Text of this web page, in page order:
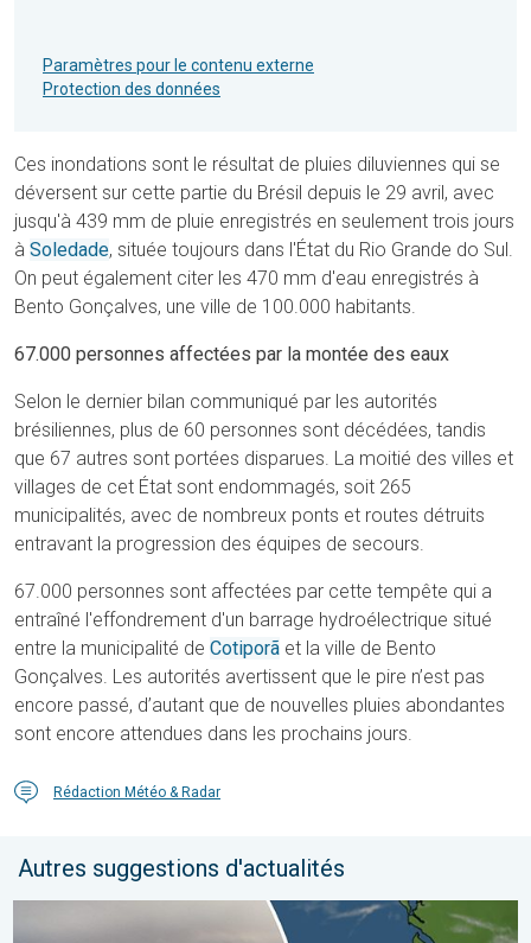
Paramètres pour le contenu externe
Protection des données
Ces inondations sont le résultat de pluies diluviennes qui se
déversent sur cette partie du Brésil depuis le 29 avril, avec
jusqu'à 439 mm de pluie enregistrés en seulement trois jours
à Soledade, située toujours dans l'État du Rio Grande do Sul.
On peut également citer les 470 mm d'eau enregistrés à
Bento Gonçalves, une ville de 100.000 habitants.
67.000 personnes affectées par la montée des eaux
Selon le dernier bilan communiqué par les autorités
brésiliennes, plus de 60 personnes sont décédées, tandis
que 67 autres sont portées disparues. La moitié des villes et
villages de cet État sont endommagés, soit 265
municipalités, avec de nombreux ponts et routes détruits
entravant la progression des équipes de secours.
67.000 personnes sont affectées par cette tempête qui a
entraîné l'effondrement d'un barrage hydroélectrique situé
entre la municipalité de Cotiporã et la ville de Bento
Gonçalves. Les autorités avertissent que le pire n’est pas
encore passé, d’autant que de nouvelles pluies abondantes
sont encore attendues dans les prochains jours.
Rédaction Météo & Radar
Autres suggestions d'actualités
Les feux de forêt sont incontrôlables. L'Espagne et la France.